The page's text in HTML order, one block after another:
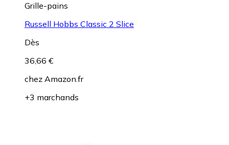
Grille-pains
Russell Hobbs Classic 2 Slice
Dès
36,66 €
chez Amazon.fr
+3 marchands